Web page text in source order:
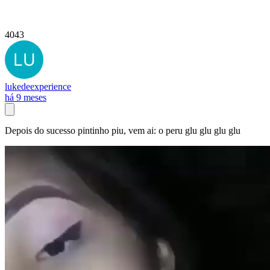
4043
lukedeexperience
há 9 meses
Depois do sucesso pintinho piu, vem ai: o peru glu glu glu glu